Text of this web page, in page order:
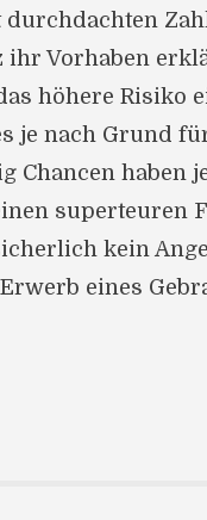
durchdachten
ihr Vorhaben
höhere Risiko
je nach Grund
Chancen haben
superteuren
kein
eines